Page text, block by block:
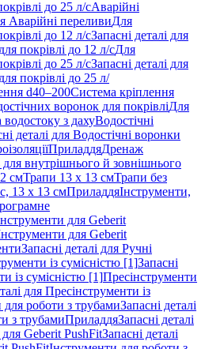
до 25 л/сАварійні
Аварійні переливиДля
до 12 л/сЗапасні деталі для
покрівлі до 12 л/сДля
до 25 л/сЗапасні деталі для
покрівлі до 25 л/
d40–200Система кріплення
воронок для покрівліДля
з дахуВодостічні
деталі для Водостічні воронки
ПриладдяДренаж
внутрішнього й зовнішнього
смТрапи 13 x 13 смТрапи без
13 x 13 смПриладдяІнструменти,
для Geberit
для Geberit
Запасні деталі для Ручні
із сумісністю [1]Запасні
із сумісністю [1]Пресінструменти
для Пресінструменти із
для роботи з трубамиЗапасні деталі
з трубамиПриладдяЗапасні деталі
Geberit PushFitЗапасні деталі